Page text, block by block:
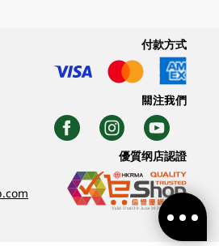
付款方式
關注我們
優質纲店認證